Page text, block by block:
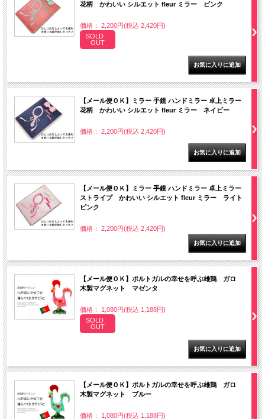
花柄 かわいい シルエット fleur ミラー ピンク
価格： 2,200円(税込 2,420円)
SOLD
OUT
【メール便ＯＫ】ミラー 手鏡 ハンドミラー 卓上ミラー
花柄 かわいい シルエット fleur ミラー ネイビー
価格： 2,200円(税込 2,420円)
【メール便ＯＫ】ミラー 手鏡 ハンドミラー 卓上ミラー
ストライプ かわいい シルエット fleur ミラー ライト
ピンク
価格： 2,200円(税込 2,420円)
【メール便ＯＫ】ポルトガルの幸せを呼ぶ雄鶏 ガロ
木製マグネット マゼンタ
価格： 1,080円(税込 1,188円)
SOLD
OUT
【メール便ＯＫ】ポルトガルの幸せを呼ぶ雄鶏 ガロ
木製マグネット ブルー
価格： 1,080円(税込 1,188円)